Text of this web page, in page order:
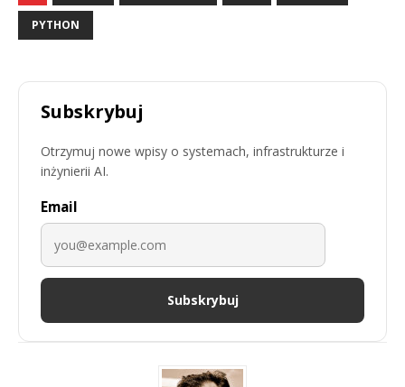
PYTHON
Subskrybuj
Otrzymuj nowe wpisy o systemach, infrastrukturze i
inżynierii AI.
Email
Subskrybuj